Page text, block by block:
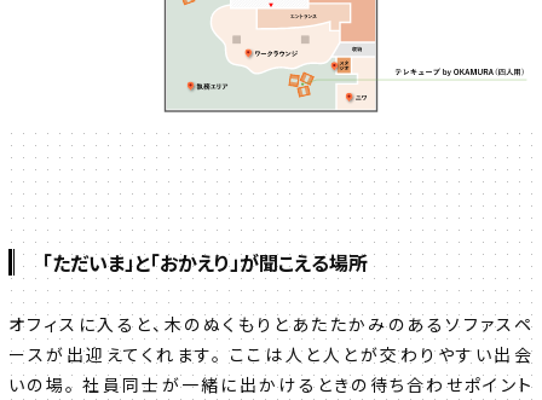
「ただいま」と「おかえり」が聞こえる場所
オフィスに入ると、木のぬくもりとあたたかみのあるソファスペ
ースが出迎えてくれます。 ここは人と人とが交わりやすい出会
いの場。 社員同士が一緒に出かけるときの待ち合わせポイント